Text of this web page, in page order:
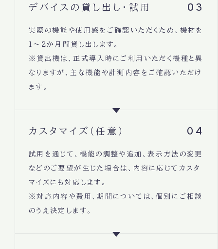
デバイスの貸し出し・試用 03
実際の機能や使用感をご確認いただくため、機材を
1～2か月間貸し出します。
※貸出機は、正式導入時にご利用いただく機種と異
なりますが、主な機能や計測内容をご確認いただけ
ます。
カスタマイズ（任意） 04
試用を通じて、機能の調整や追加、表示方法の変更
などのご要望が生じた場合は、内容に応じてカスタ
マイズにも対応します。
※対応内容や費用、期間については、個別にご相談
のうえ決定します。